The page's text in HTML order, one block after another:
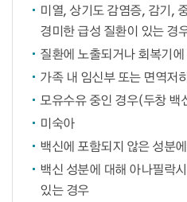
미열, 상기도 감염증, 감기,
경미한 급성 질환이 있는 경
질환에 노출되거나 회복기
가족 내 임신부 또는 면역저
모유수유 중인 경우(두창 백
미숙아
백신에 포함되지 않은 성분
백신 성분에 대해 아나필락
있는 경우